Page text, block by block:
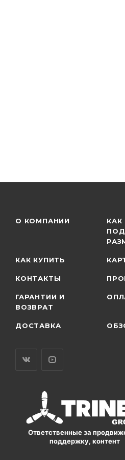
О КОМПАНИИ
КАК
КАК КУПИТЬ
КОНТАКТЫ
ГАРАНТИИ И
ВОЗВРАТ
ДОСТАВКА
Ответственные за
поддержку, контент